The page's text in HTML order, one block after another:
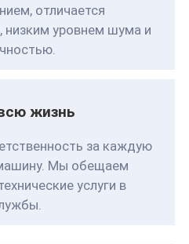
отличается
низким уровнем шума и
жизнь
за каждую
Мы обещаем
услуги в